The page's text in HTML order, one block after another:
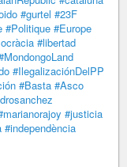
#gurtel #23F
#Politique #Europe
#libertad
#IlegalizaciónDelPP
#Basta #Asco
#justicia
#independència